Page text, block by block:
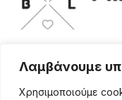
Λαμβάνουμε
Χρησιμοποιούμε
Για